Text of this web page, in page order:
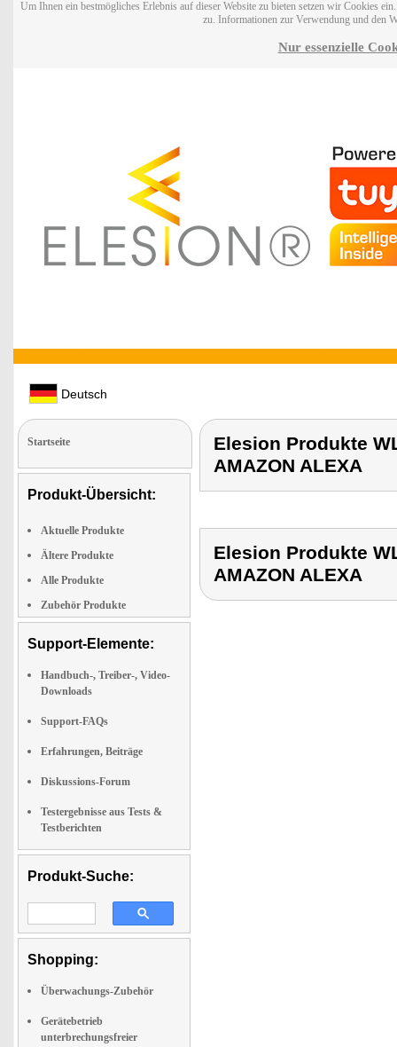
Um Ihnen ein bestmögliches Erlebnis auf dieser Website zu bieten setzen wir Cookies
zu. Informationen zur Verwendung und den
Nur essenzielle
Deutsch
Startseite
Produkt-Übersicht:
Aktuelle Produkte
Ältere Produkte
Alle Produkte
Zubehör Produkte
Support-Elemente:
Handbuch-, Treiber-, Video-
Downloads
Support-FAQs
Erfahrungen, Beiträge
Diskussions-Forum
Testergebnisse aus Tests &
Testberichten
Produkt-Suche:
Shopping:
Überwachungs-Zubehör
Gerätebetrieb
unterbrechungsfreier
Elesion Produkte
AMAZON ALEXA
Elesion Produkte
AMAZON ALEXA